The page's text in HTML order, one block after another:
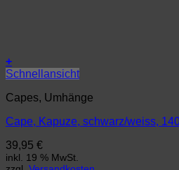
+
Schnellansicht
Capes, Umhänge
Cape, Kapuze, schwarz/weiss,
39,95 €
inkl. 19 % MwSt.